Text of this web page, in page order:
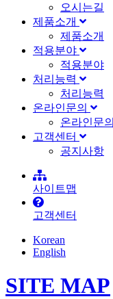
오시는길
제품소개
제품소개
적용분야
적용분야
처리능력
처리능력
온라인문의
온라인문의
고객센터
공지사항
사이트맵
고객센터
Korean
English
SITE MAP